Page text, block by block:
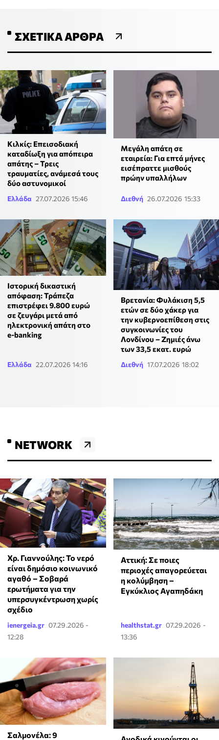
ΣΧΕΤΙΚΆ ΆΡΘΡΑ
Κιλκίς: Επεισοδιακή
καταδίωξη για απόπειρα
απάτης – Τρεις
τραυματίες, ανάμεσά τους
δύο αστυνομικοί
Ελλάδα 27.07.2026 15:46
Μεγάλη απάτη σε
εταιρεία: Για επτά μήνες
εισέπραττε μισθούς
πρώην υπαλλήλων
Διεθνή 26.07.2026 15:33
Ιστορική δικαστική
απόφαση: Τράπεζα
επιστρέφει 9.800 ευρώ
σε ζευγάρι μετά από
ηλεκτρονική απάτη στο
e-banking
Ελλάδα 22.07.2026 14:16
Βρετανία: Φυλάκιση 5,5
ετών σε δύο χάκερ για
την κυβερνοεπίθεση στις
συγκοινωνίες του
Λονδίνου – Ζημιές άνω
των 33,5 εκατ. ευρώ
Διεθνή 17.07.2026 18:02
NETWORK
Χρ. Γιαννούλης: Το νερό
είναι δημόσιο κοινωνικό
αγαθό – Σοβαρά
ερωτήματα για την
υπερσυγκέντρωση χωρίς
σχέδιο
ienergeia.gr 07.29.2026 -
12:28
Αττική: Σε ποιες
περιοχές απαγορεύεται
η κολύμβηση –
Εγκύκλιος Αγαπηδάκη
healthstat.gr 07.29.2026 -
13:36
Σαλμονέλα: 9